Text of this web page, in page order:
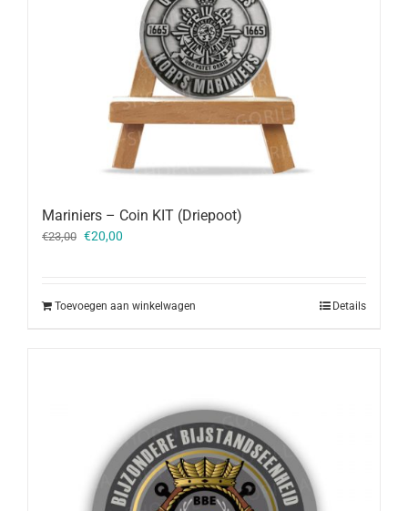
Mariniers – Coin KIT (Driepoot)
€23,00 Oorspronkelijke
€20,00
Toevoegen aan winkelwagen Details